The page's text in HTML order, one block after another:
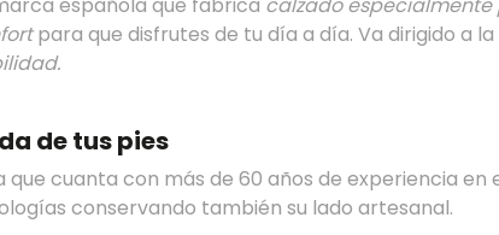
para que disfrutes de tu día a día. Va dirigido a
de tus pies
que cuanta con más de 60 años de experiencia
conservando también su lado artesanal.